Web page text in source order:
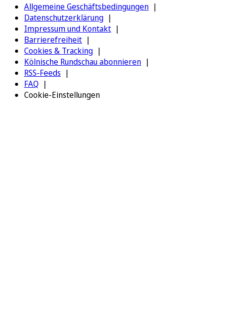
Allgemeine Geschäftsbedingungen
Datenschutzerklärung
Impressum und Kontakt
Barrierefreiheit
Cookies & Tracking
Kölnische Rundschau abonnieren
RSS-Feeds
FAQ
Cookie-Einstellungen